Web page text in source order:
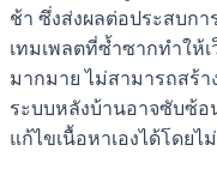
ช้า ซึ่งส่งผลต่อประสบก
เทมเพลตที่ซ้ำซากทำให้
มากมาย ไม่สามารถสร้
ระบบหลังบ้านอาจซับซ้
แก้ไขเนื้อหาเองได้โดยไ